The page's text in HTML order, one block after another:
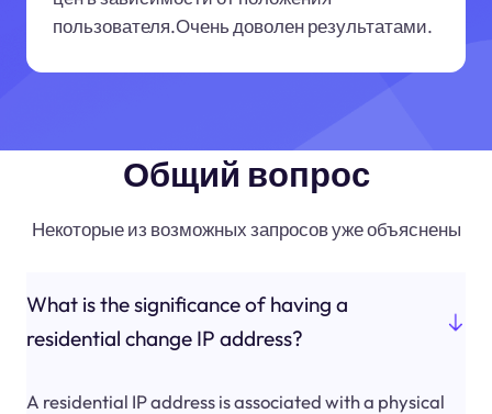
пользователя.Очень доволен результатами.
Общий вопрос
Некоторые из возможных запросов уже объяснены
What is the significance of having a
residential change IP address?
A residential IP address is associated with a physical